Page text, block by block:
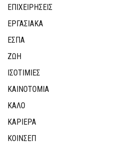
ΕΠΙΧΕΙΡΗΣΕΙΣ
ΕΡΓΑΣΙΑΚΑ
ΕΣΠΑ
ΖΩΗ
ΙΣΟΤΙΜΙΕΣ
ΚΑΙΝΟΤΟΜΊΑ
ΚΑΛΟ
ΚΑΡΙΕΡΑ
ΚΟΙΝΣΕΠ